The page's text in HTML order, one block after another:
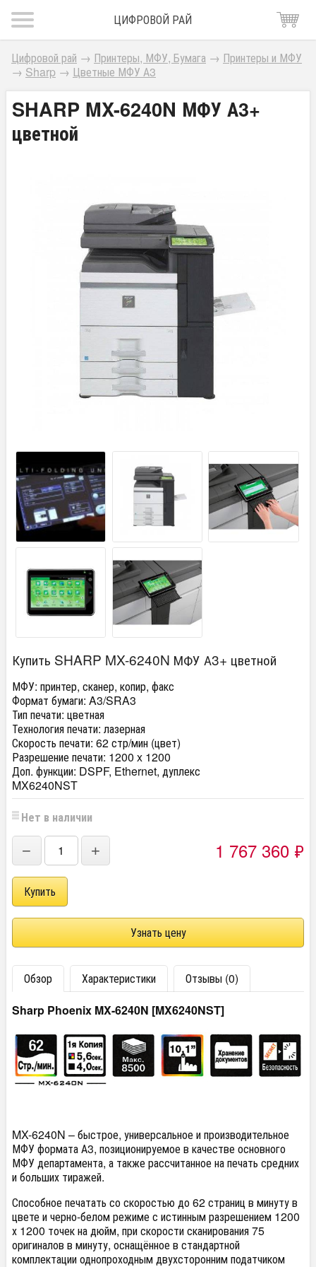
ЦИФРОВОЙ РАЙ
Цифровой рай → Принтеры, МФУ, Бумага → Принтеры и МФУ
→ Sharp → Цветные МФУ А3
SHARP MX-6240N МФУ А3+
цветной
Купить SHARP MX-6240N МФУ А3+ цветной
МФУ: принтер, сканер, копир, факс
Формат бумаги: A3/SRA3
Тип печати: цветная
Технология печати: лазерная
Скорость печати: 62 стр/мин (цвет)
Разрешение печати: 1200 x 1200
Доп. функции: DSPF, Ethernet, дуплекс
MX6240NST
Нет в наличии
− + 1 767 360 ₽
Узнать цену
Обзор Характеристики
Отзывы (0)
Sharp Phoenix MX-6240N [MX6240NST]
MX-6240N – быстрое, универсальное и производительное
МФУ формата А3, позиционируемое в качестве основного
МФУ департамента, а также рассчитанное на печать средних
и больших тиражей.
Способное печатать со скоростью до 62 страниц в минуту в
цвете и черно-белом режиме с истинным разрешением 1200
х 1200 точек на дюйм, при скорости сканирования 75
оригиналов в минуту, оснащённое в стандартной
комплектации однопроходным двухсторонним податчиком